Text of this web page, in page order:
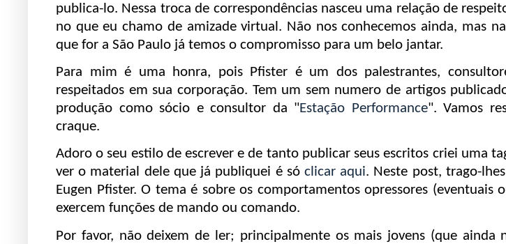
publica-lo. Nessa troca de correspondências nasceu uma relação de
no que eu chamo de amizade virtual. Não nos conhecemos ainda, mas
que for a São Paulo já temos o compromisso para um belo jantar.
Para mim é uma honra, pois Pfister é um dos palestrantes,
respeitados em sua corporação. Tem um sem numero de artigos
produção como sócio e consultor da "Estação Performance". Vamos
craque.
Adoro o seu estilo de escrever e de tanto publicar seus escritos criei uma
ver o material dele que já publiquei é só clicar aqui. Neste post, trago-
Eugen Pfister. O tema é sobre os comportamentos opressores (eventuais
exercem funções de mando ou comando.
Por favor, não deixem de ler; principalmente os mais jovens (que ainda